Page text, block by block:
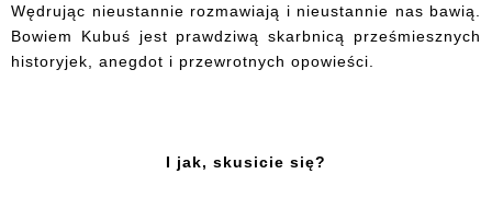
Wędrując nieustannie rozmawiają i nieustannie nas bawią.
Bowiem Kubuś jest prawdziwą skarbnicą prześmiesznych
historyjek, anegdot i przewrotnych opowieści.
I jak, skusicie się?